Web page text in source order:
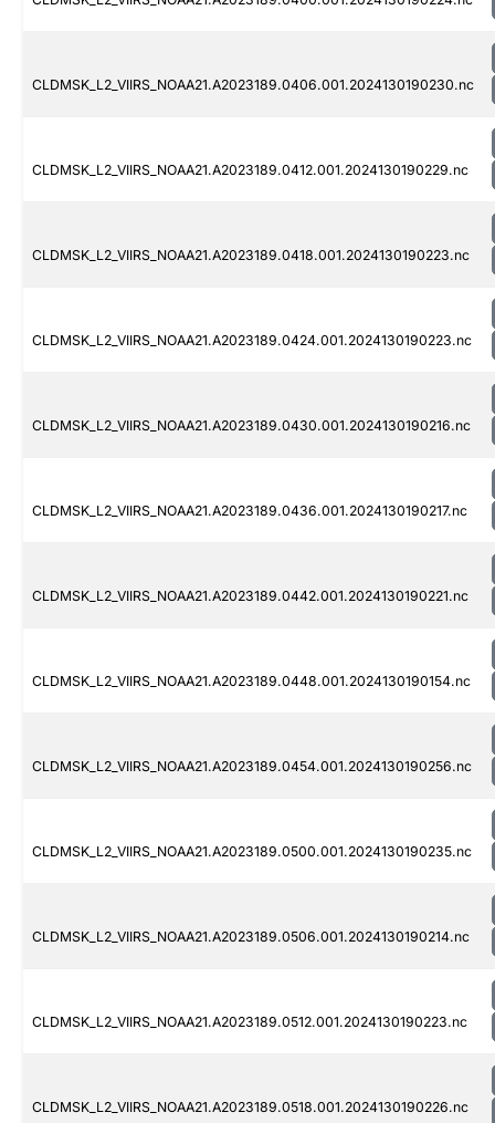
CLDMSK_L2_VIIRS_NOAA21.A2023189.0406.001.2024130190230.nc
CLDMSK_L2_VIIRS_NOAA21.A2023189.0412.001.2024130190229.nc
CLDMSK_L2_VIIRS_NOAA21.A2023189.0418.001.2024130190223.nc
CLDMSK_L2_VIIRS_NOAA21.A2023189.0424.001.2024130190223.nc
CLDMSK_L2_VIIRS_NOAA21.A2023189.0430.001.2024130190216.nc
CLDMSK_L2_VIIRS_NOAA21.A2023189.0436.001.2024130190217.nc
CLDMSK_L2_VIIRS_NOAA21.A2023189.0442.001.2024130190221.nc
CLDMSK_L2_VIIRS_NOAA21.A2023189.0448.001.2024130190154.nc
CLDMSK_L2_VIIRS_NOAA21.A2023189.0454.001.2024130190256.nc
CLDMSK_L2_VIIRS_NOAA21.A2023189.0500.001.2024130190235.nc
CLDMSK_L2_VIIRS_NOAA21.A2023189.0506.001.2024130190214.nc
CLDMSK_L2_VIIRS_NOAA21.A2023189.0512.001.2024130190223.nc
CLDMSK_L2_VIIRS_NOAA21.A2023189.0518.001.2024130190226.nc